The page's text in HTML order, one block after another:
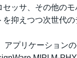
ッサ、その他の
抑えつつ次世代の
アプリケーショ